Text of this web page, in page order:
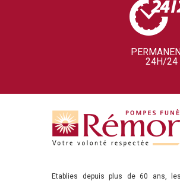
24H/24
Etablies depuis plus de 60 ans,